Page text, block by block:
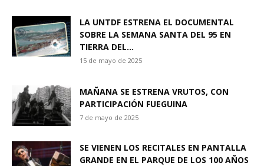
LA UNTDF ESTRENA EL DOCUMENTAL
SOBRE LA SEMANA SANTA DEL 95 EN
TIERRA DEL...
15 de mayo de 2025
MAÑANA SE ESTRENA VRUTOS, CON
PARTICIPACIÓN FUEGUINA
7 de mayo de 2025
SE VIENEN LOS RECITALES EN PANTALLA
GRANDE EN EL PARQUE DE LOS 100 AÑOS